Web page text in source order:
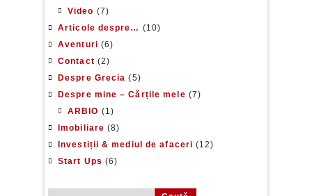
Video (7)
Articole despre… (10)
Aventuri (6)
Contact (2)
Despre Grecia (5)
Despre mine – Cărțile mele (7)
ARBIO (1)
Imobiliare (8)
Investiții & mediul de afaceri (12)
Start Ups (6)